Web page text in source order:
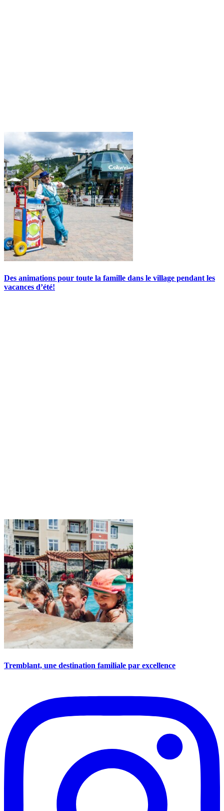
Des animations pour toute la famille dans le village pendant les
vacances d’été!
Tremblant, une destination familiale par excellence